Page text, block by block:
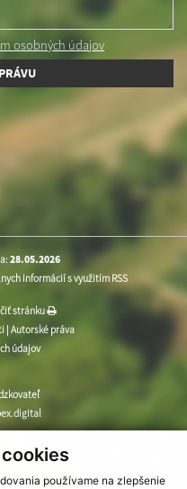
používame na zlepšenie
osobných údajov
28.05.2026
informácií s využitím RSS
stránku
Autorské práva
údajov
2
, registrácia domény